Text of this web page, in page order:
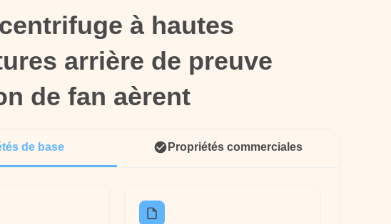
à hautes
arrière de preuve
de fan aèrent
à hautes
arrière de preuve
de fan aèrent
de base Propriétés commerciales